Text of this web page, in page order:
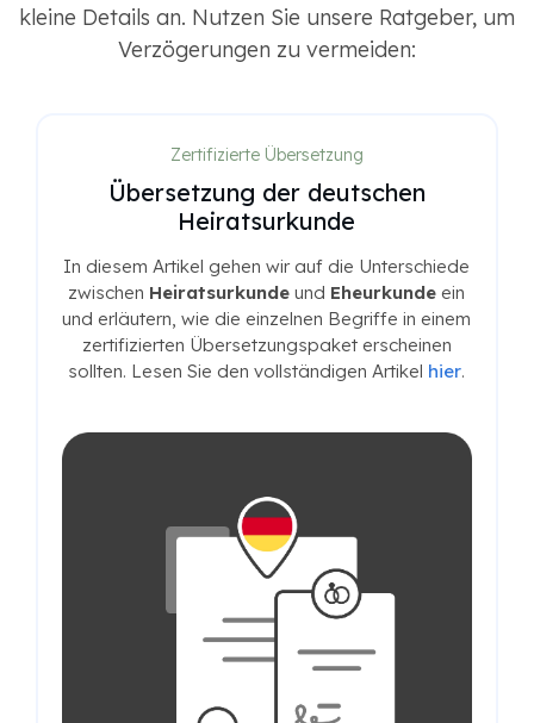
kleine Details an. Nutzen Sie unsere Ratgeber, um
Verzögerungen zu vermeiden:
Zertifizierte Übersetzung
Übersetzung der deutschen
Heiratsurkunde
In diesem Artikel gehen wir auf die Unterschiede
zwischen Heiratsurkunde und Eheurkunde ein
und erläutern, wie die einzelnen Begriffe in einem
zertifizierten Übersetzungspaket erscheinen
sollten. Lesen Sie den vollständigen Artikel hier.